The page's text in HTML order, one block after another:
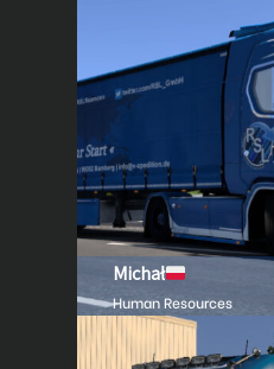
Michał
Human Resources